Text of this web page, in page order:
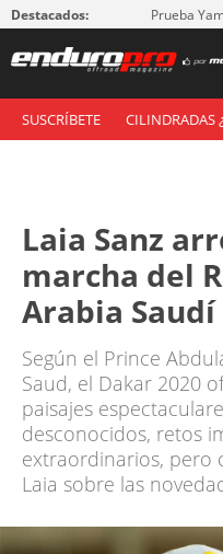
Destacados: Prueba
SUSCRÍBETE CILINDRADAS
Laia Sanz
marcha del
Arabia Saudí
Según el Prince
Saud, el Dakar 2020
paisajes
desconocidos, retos
extraordinarios, pero
Laia sobre las